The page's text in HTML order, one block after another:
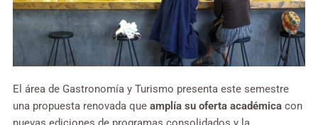
El área de Gastronomía y Turismo presenta este semestre
una propuesta renovada que amplía su oferta académica con